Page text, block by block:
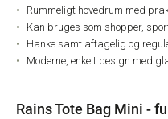
Rummeligt hovedrum med
Kan bruges som shopper,
Hanke samt aftagelig og
Moderne, enkelt design med
Rains Tote Bag Mini -